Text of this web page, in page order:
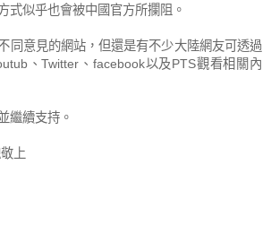
式似乎也會被中國官方所攔阻。
同意見的網站，但還是有不少大陸網友可透過
、Twitter、facebook以及PTS觀看相關內
繼續支持。
上